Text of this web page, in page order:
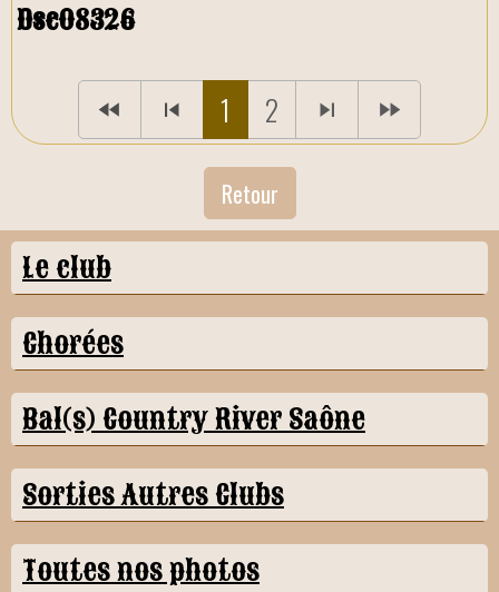
Dsc08326
1 2
Retour
Le club
Chorées
Bal(s) Country River Saône
Sorties Autres Clubs
Toutes nos photos